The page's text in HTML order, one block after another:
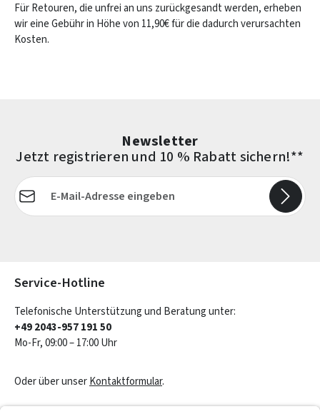
Für Retouren, die unfrei an uns zurückgesandt werden, erheben
wir eine Gebühr in Höhe von 11,90€ für die dadurch verursachten
Kosten.
Newsletter
Jetzt registrieren und 10 % Rabatt sichern!**
E-Mail-Adresse*
Service-Hotline
Telefonische Unterstützung und Beratung unter:
+49 2043-957 191 50
Mo-Fr, 09:00 – 17:00 Uhr
Oder über unserKontaktformular.